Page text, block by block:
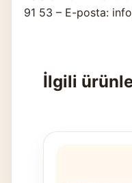
91 53 – E-posta:
İlgili